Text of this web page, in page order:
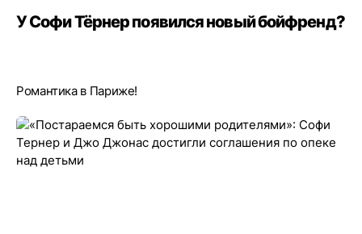
У Софи Тёрнер появился новый бойфренд?
Романтика в Париже!